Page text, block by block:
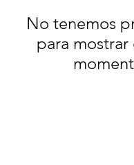
No tenemos
para mostrar